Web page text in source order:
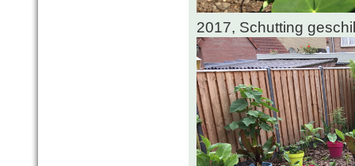
2017, Schutting